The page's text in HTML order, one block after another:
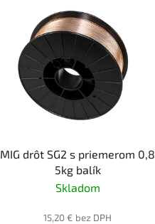
MIG drôt SG2 s priemerom 0,8
5kg balík
Skladom
15,20 € bez DPH